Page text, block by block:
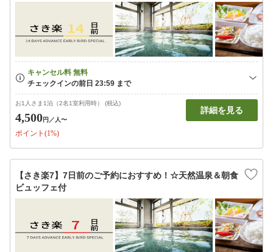
お1人さま1泊（2名1室利用時） (税込)
4,500円 ／人〜
ポイント(1%)
詳細を見る
【さき楽7】7日前のご予約におすすめ！☆天然温泉＆朝食
ビュッフェ付